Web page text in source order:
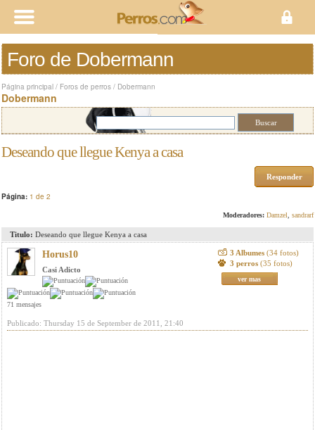
Foro de Dobermann
Página principal / Foros de perros / Dobermann
Dobermann
Deseando que llegue Kenya a casa
Responder
Página: 1 de 2
Moderadores: Damzel sandrarf
Titulo: Deseando que llegue Kenya a casa
Horus10
Casi Adicto
71 mensajes
3 Albumes (34 fotos)
3 perros (35 fotos)
ver mas
Publicado: Thursday 15 de September de 2011, 21:40